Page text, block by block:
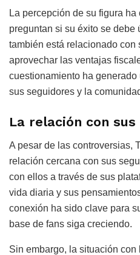
La percepción de su figura
preguntan si su éxito se debe
también está relacionado con
aprovechar las ventajas
cuestionamiento ha
sus seguidores y la
La relación con
A pesar de las controversias,
relación cercana con sus
con ellos a través de sus
vida diaria y sus
conexión ha sido clave para
base de fans siga creciendo.
Sin embargo, la situación